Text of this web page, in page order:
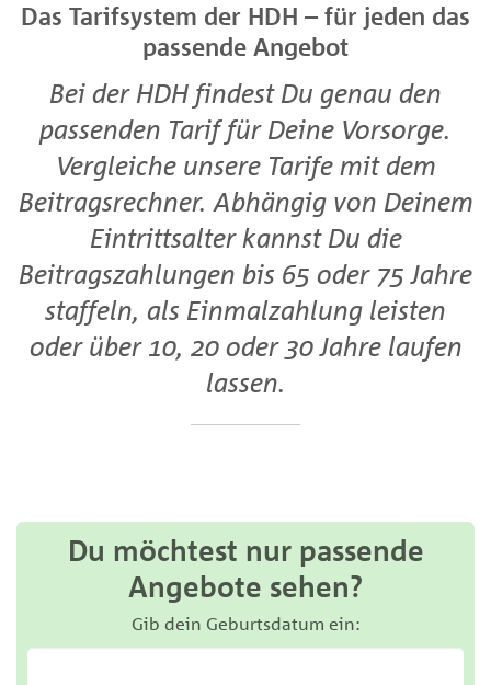
Das Tarifsystem der HDH – für jeden das
passende Angebot
Bei der HDH findest Du genau den
passenden Tarif für Deine Vorsorge.
Vergleiche unsere Tarife mit dem
Beitragsrechner. Abhängig von Deinem
Eintrittsalter kannst Du die
Beitragszahlungen bis 65 oder 75 Jahre
staffeln, als Einmalzahlung leisten
oder über 10, 20 oder 30 Jahre laufen
lassen.
Du möchtest nur passende
Angebote sehen?
Gib dein Geburtsdatum ein: